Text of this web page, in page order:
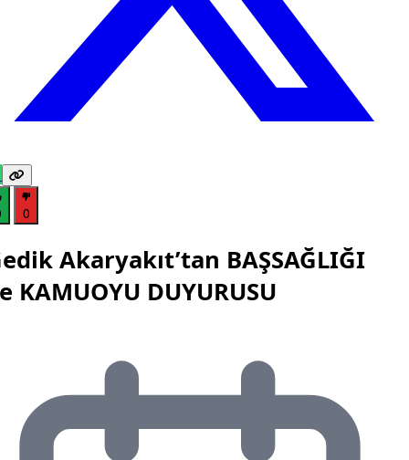
0
Akaryakıt’tan BAŞSAĞLIĞI
KAMUOYU DUYURUSU